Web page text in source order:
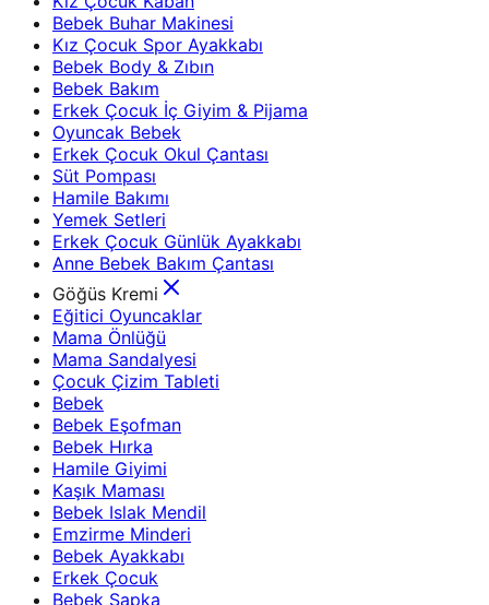
Bebek Buhar Makinesi
Kız Çocuk Spor Ayakkabı
Bebek Body & Zıbın
Bebek Bakım
Erkek Çocuk İç Giyim & Pijama
Oyuncak Bebek
Erkek Çocuk Okul Çantası
Süt Pompası
Hamile Bakımı
Yemek Setleri
Erkek Çocuk Günlük Ayakkabı
Anne Bebek Bakım Çantası
Göğüs Kremi
Eğitici Oyuncaklar
Mama Önlüğü
Mama Sandalyesi
Çocuk Çizim Tableti
Bebek
Bebek Eşofman
Bebek Hırka
Hamile Giyimi
Kaşık Maması
Bebek Islak Mendil
Emzirme Minderi
Bebek Ayakkabı
Erkek Çocuk
Bebek Şapka